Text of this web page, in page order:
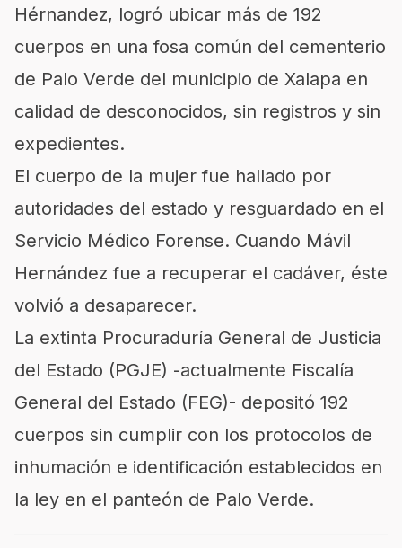
Hérnandez, logró ubicar más de 192
cuerpos en una fosa común del cementerio
de Palo Verde del municipio de Xalapa en
calidad de desconocidos, sin registros y sin
expedientes.
El cuerpo de la mujer fue hallado por
autoridades del estado y resguardado en el
Servicio Médico Forense. Cuando Mávil
Hernández fue a recuperar el cadáver, éste
volvió a desaparecer.
La extinta Procuraduría General de Justicia
del Estado (PGJE) -actualmente Fiscalía
General del Estado (FEG)- depositó 192
cuerpos sin cumplir con los protocolos de
inhumación e identificación establecidos en
la ley en el panteón de Palo Verde.